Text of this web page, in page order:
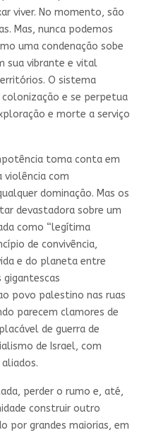
viver. No momento, são
Mas, nunca podemos
uma condenação sobe
sua vibrante e vital
O sistema
e se perpetua
e morte a serviço
toma conta em
violência com
dominação. Mas os
devastadora sobre um
como “legítima
de convivência,
e do planeta entre
gigantescas
povo palestino nas ruas
parecem clamores de
de guerra de
de Israel, com
perder o rumo e, até,
construir outro
por grandes maiorias, em